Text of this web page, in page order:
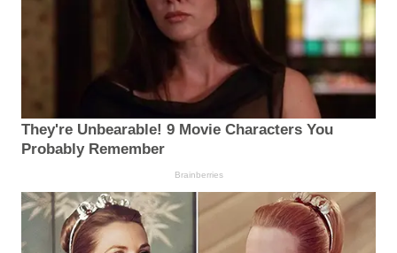
They're Unbearable! 9 Movie Characters You
Probably Remember
Brainberries